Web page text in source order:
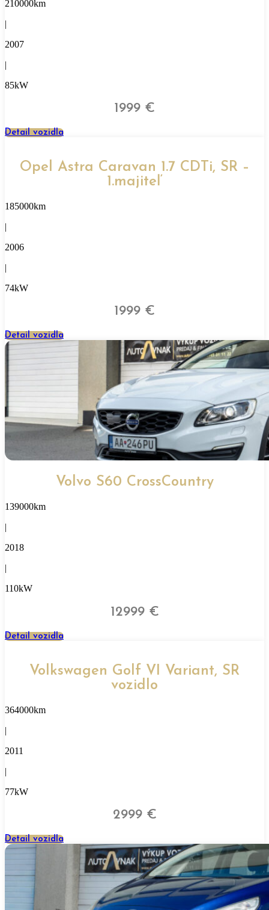
210000km
|
2007
|
85kW
1999 €
Detail vozidla
Opel Astra Caravan 1.7 CDTi, SR –
1.majiteľ
185000km
|
2006
|
74kW
1999 €
Detail vozidla
Volvo S60 CrossCountry
139000km
|
2018
|
110kW
12999 €
Detail vozidla
Volkswagen Golf VI Variant, SR
vozidlo
364000km
|
2011
|
77kW
2999 €
Detail vozidla